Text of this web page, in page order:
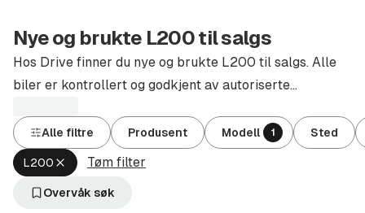
Nye og brukte L200 til salgs
Hos Drive finner du nye og brukte L200 til salgs. Alle
biler er kontrollert og godkjent av autoriserte
Alle filtre Produsent Modell 1 Sted
L200 Fjern
aktivt
filter
Tøm filter
Overvåk søk